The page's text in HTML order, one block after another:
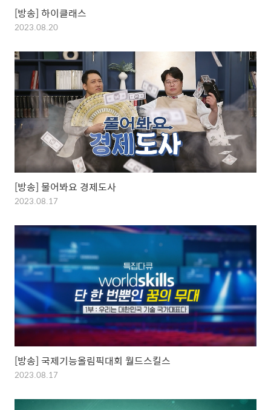
[방송] 하이클래스
2023.08.20
[방송] 물어봐요 경제도사
2023.08.17
[방송] 국제기능올림픽대회 월드스킬스
2023.08.17